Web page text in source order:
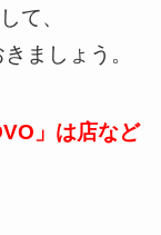
て、
ましょう。
」は店など